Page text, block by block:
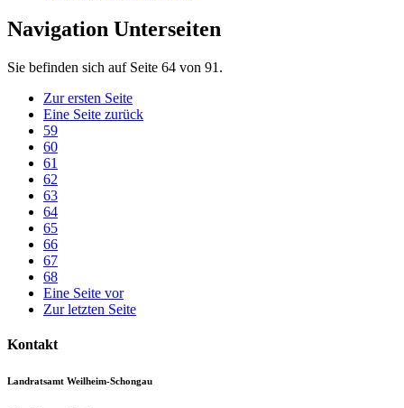
Navigation Unterseiten
Sie befinden sich auf Seite 64 von 91.
Zur ersten Seite
Eine Seite zurück
59
60
61
62
63
64
65
66
67
68
Eine Seite vor
Zur letzten Seite
Kontakt
Landratsamt Weilheim-Schongau